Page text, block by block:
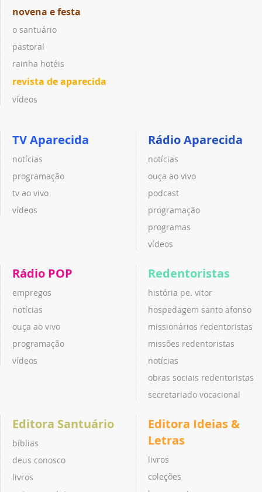
novena e festa
o santuário
pastoral
rainha hotéis
revista de aparecida
vídeos
TV Aparecida
notícias
programação
tv ao vivo
vídeos
Rádio Aparecida
notícias
ouça ao vivo
podcast
programação
programas
vídeos
Rádio POP
empregos
notícias
ouça ao vivo
programação
vídeos
Redentoristas
história pe. vitor
hospedagem santo afonso
missionários redentoristas
missões redentoristas
notícias
obras sociais redentoristas
secretariado vocacional
Editora Santuário
bíblias
deus conosco
livros
Editora Ideias &
Letras
livros
coleções